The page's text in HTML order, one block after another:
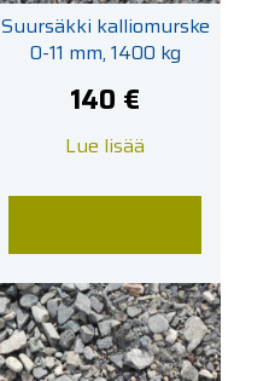
Suursäkki kalliomurske
0-11 mm, 1400 kg
140 €
Lue lisää